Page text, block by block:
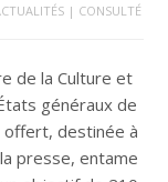
| CONSULTÉ
de la Culture et
généraux de
offert, destinée à
presse, entame